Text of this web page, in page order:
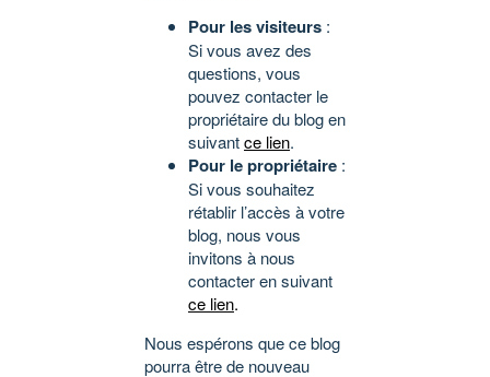
Pour les visiteurs :
Si vous avez des
questions, vous
pouvez contacter le
propriétaire du blog en
suivantce lien.
Pour le propriétaire :
Si vous souhaitez
rétablir l’accès à votre
blog, nous vous
invitons à nous
contacter en suivant
ce lien.
Nous espérons que ce blog
pourra être de nouveau